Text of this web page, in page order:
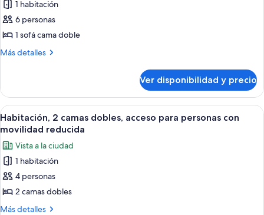
de
Suite,
vista
la
1 habitación
6 personas
1 sofá cama doble
Más detalles
Más
vista
la
bahía
Ver disponibilidad y precio
Ver
todas
las
fotos
de
Habitación,
2
camas
Habitación de hotel con una cama
7
Habitación, 2 camas dobles, acceso para personas con
movilidad reducida
Vista a la ciudad
1 habitación
4 personas
2 camas dobles
Más detalles
Más